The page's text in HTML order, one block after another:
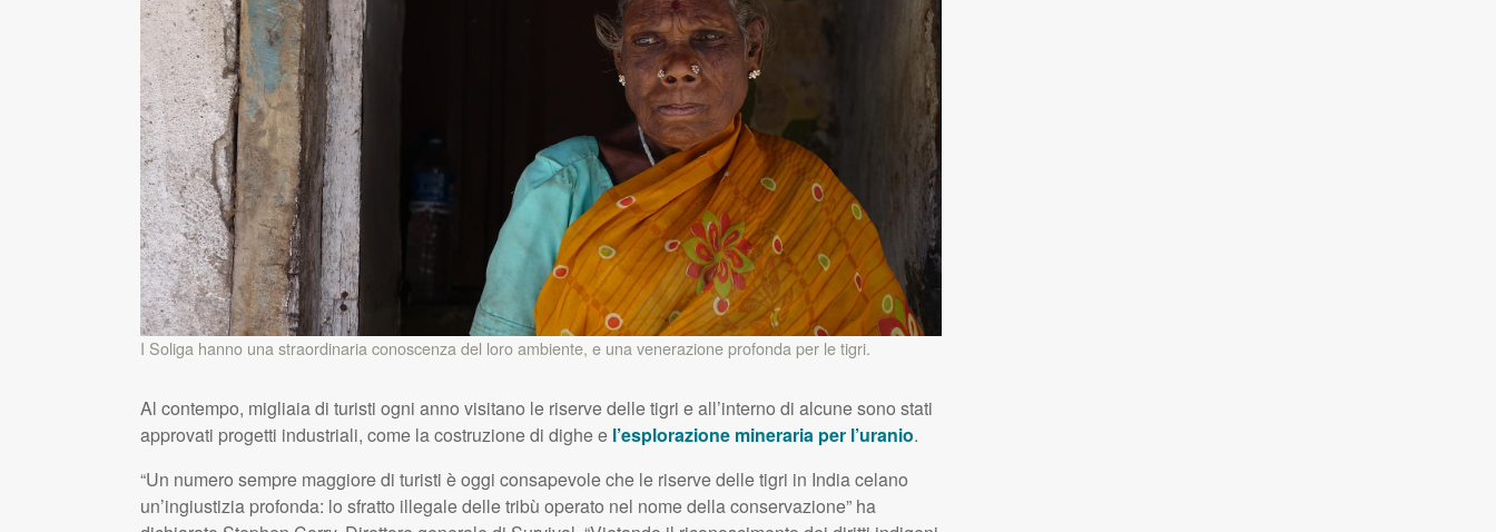
I Soliga hanno una straordinaria conoscenza del loro ambiente, e una venerazione profonda per le tigri.
Al contempo, migliaia di turisti ogni anno visitano le riserve delle tigri e all’interno di alcune sono stati
approvati progetti industriali, come la costruzione di dighe e l’esplorazione mineraria per l’uranio.
“Un numero sempre maggiore di turisti è oggi consapevole che le riserve delle tigri in India celano
un’ingiustizia profonda: lo sfratto illegale delle tribù operato nel nome della conservazione” ha